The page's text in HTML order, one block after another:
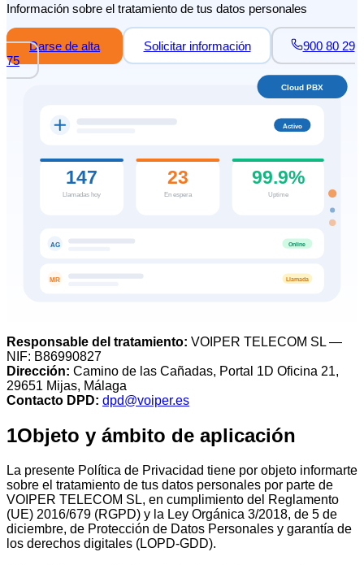
Información sobre el tratamiento de tus datos personales
Darse de alta Solicitar información
900 80 29
75
Activo
147
Llamadas hoy
23
En espera
99.9%
Uptime
AG Online
MR Llamada
Cloud PBX
Responsable del tratamiento: VOIPER TELECOM SL —
NIF: B86990827
Dirección: Camino de las Cañadas, Portal 1D Oficina 21,
29651 Mijas, Málaga
Contacto DPD: dpd@voiper.es
1Objeto y ámbito de aplicación
La presente Política de Privacidad tiene por objeto informarte
sobre el tratamiento de tus datos personales por parte de
VOIPER TELECOM SL, en cumplimiento del Reglamento
(UE) 2016/679 (RGPD) y la Ley Orgánica 3/2018, de 5 de
diciembre, de Protección de Datos Personales y garantía de
los derechos digitales (LOPD-GDD).